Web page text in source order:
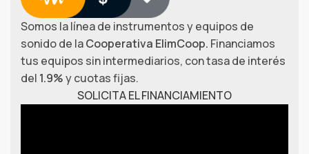
Somos la línea de instrumentos y equipos de
sonido de laCooperativa ElimCoop. Financiamos
tus equipos sin intermediarios, con tasa de interés
del 1.9%y cuotas fijas.
SOLICITA EL FINANCIAMIENTO